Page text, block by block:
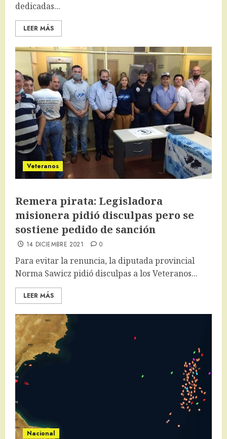
dedicadas...
LEER MÁS
Veteranos
Remera pirata: Legisladora
misionera pidió disculpas pero se
sostiene pedido de sanción
14 DICIEMBRE 2021 0
Para evitar la renuncia, la diputada provincial
Norma Sawicz pidió disculpas a los Veteranos...
LEER MÁS
Nacional